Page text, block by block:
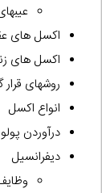
اکسل های
اکسل های
روشهای
انواع اکسل
درآوردن
دیفرانسیل